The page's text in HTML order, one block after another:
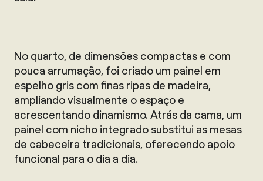
No quarto, de dimensões compactas e com
pouca arrumação, foi criado um painel em
espelho gris com finas ripas de madeira,
ampliando visualmente o espaço e
acrescentando dinamismo. Atrás da cama, um
painel com nicho integrado substitui as mesas
de cabeceira tradicionais, oferecendo apoio
funcional para o dia a dia.